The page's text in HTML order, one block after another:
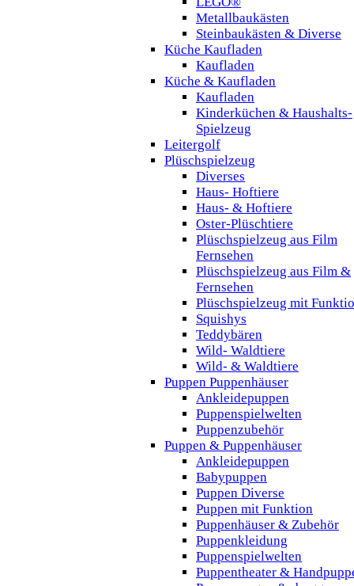
Metallbaukästen
Steinbaukästen & Diverse
Küche Kaufladen
Kaufladen
Küche & Kaufladen
Kaufladen
Kinderküchen & Haushalts-
Spielzeug
Leitergolf
Plüschspielzeug
Diverses
Haus- Hoftiere
Haus- & Hoftiere
Oster-Plüschtiere
Plüschspielzeug aus Film
Fernsehen
Plüschspielzeug aus Film &
Fernsehen
Plüschspielzeug mit
Squishys
Teddybären
Wild- Waldtiere
Wild- & Waldtiere
Puppen Puppenhäuser
Ankleidepuppen
Puppenspielwelten
Puppenzubehör
Puppen & Puppenhäuser
Ankleidepuppen
Babypuppen
Puppen Diverse
Puppen mit Funktion
Puppenhäuser & Zubehör
Puppenkleidung
Puppenspielwelten
Puppentheater &